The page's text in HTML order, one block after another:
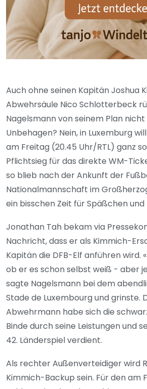
Auch ohne seinen Kapitän Joshua
Abwehrsäule Nico Schlotterbeck
Nagelsmann von seinem Plan
Unbehagen? Nein, in Luxemburg
am Freitag (20.45 Uhr/RTL) ganz
Pflichtsieg für das direkte WM-
so blieb nach der Ankunft der
Nationalmannschaft im
ein bisschen Zeit für Späßchen
Jonathan Tah bekam via
Nachricht, dass er als Kimmich-
Kapitän die DFB-Elf anführen wird.
ob er es schon selbst weiß - aber
sagte Nagelsmann bei dem
Stade de Luxembourg und grinste.
Abwehrmann habe sich die
Binde durch seine Leistungen und
42. Länderspiel verdient.
Als rechter Außenverteidiger wird
Kimmich-Backup sein. Für den am